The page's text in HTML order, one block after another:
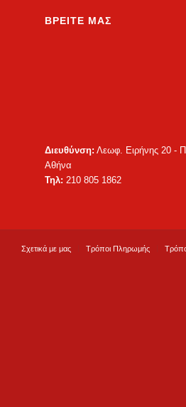
ΒΡΕΙΤΕ ΜΑΣ
Διευθύνση: Λεωφ. Ειρήνης 20 -
Αθήνα
Τηλ: 210 805 1862
Σχετικά με μας Τρόποι Πληρωμής